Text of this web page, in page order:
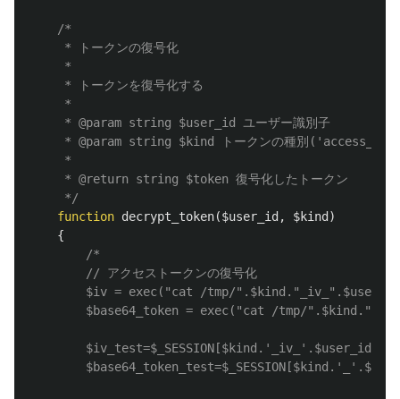
/*
	 */
function decrypt_token($user_id , $kind )
{
/*